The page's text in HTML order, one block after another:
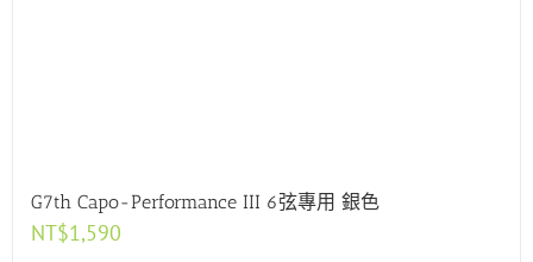
G7th Capo-Performance III 6弦專用 銀色
NT$1,590